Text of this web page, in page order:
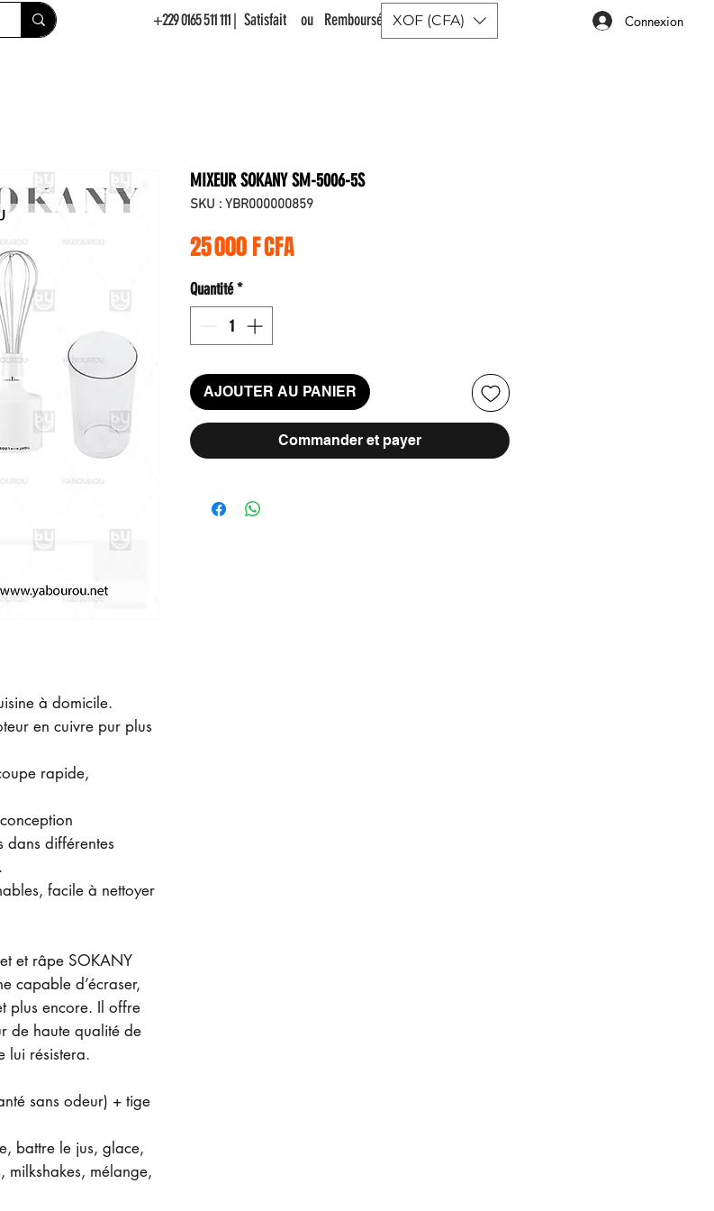
+229 0165 511 111| Satisfait ou Remboursé | Connexion
XOF (CFA)
à domicile.
en cuivre pur plus
rapide,
dans différentes
facile à nettoyer
et râpe SOKANY
capable d’écraser,
plus encore. Il offre
de haute qualité de
lui résistera.
sans odeur) + tige
battre le jus, glace,
milkshakes, mélange,
MIXEUR SOKANY SM-5006-5S
SKU : YBR000000859
25 000 F CFAPrix
Quantité*
AJOUTER AU PANIER
Commander et payer